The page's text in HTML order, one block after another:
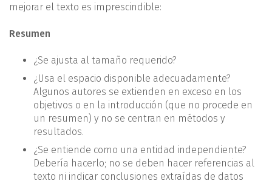
mejorar el texto es imprescindible:
Resumen
¿Se ajusta al tamaño requerido?
¿Usa el espacio disponible adecuadamente?
Algunos autores se extienden en exceso en los
objetivos o en la introducción (que no procede en
un resumen) y no se centran en métodos y
resultados.
¿Se entiende como una entidad independiente?
Debería hacerlo; no se deben hacer referencias al
texto ni indicar conclusiones extraídas de datos